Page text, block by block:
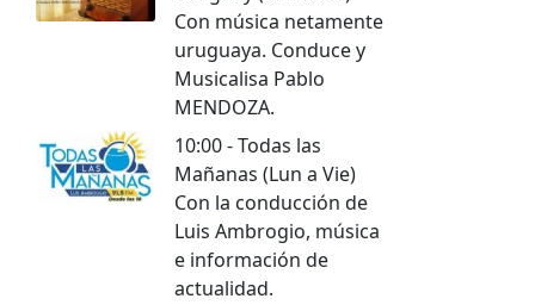
Con música netamente
uruguaya. Conduce y
Musicalisa Pablo
MENDOZA.
10:00 - Todas las
Mañanas (Lun a Vie)
Con la conducción de
Luis Ambrogio, música
e información de
actualidad.